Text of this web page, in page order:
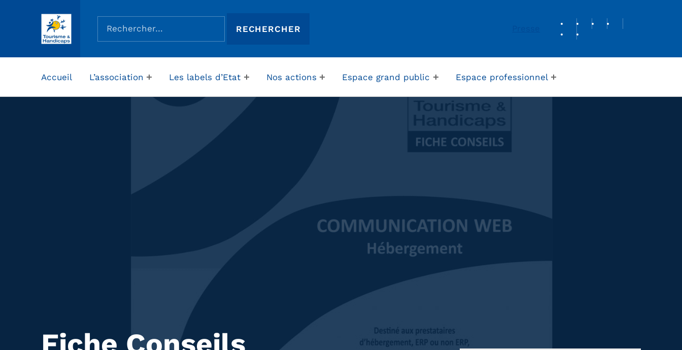
ASSOCIATION TOURISME ET HANDICAPS
Rechercher :
REVUE DE PRESSE
Accueil L’association Les labels d’Etat Nos actions Espace grand public Espace professionnel